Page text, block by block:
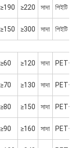
≥190 ≥220 সাদা পিইটি
≥150 ≥300 সাদা পিইটি
≥60 ≥120 সাদা
≥70 ≥130 সাদা
≥80 ≥150 সাদা
≥90 ≥160 সাদা